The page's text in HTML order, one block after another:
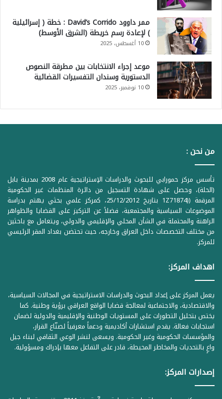
ممر داوود David’s Corrido : خطة ( إسرائيلية
) لإعادة رسم خريطة (الشرق الأوسط)
10 أغسطس، 2025
موعد إجراء الانتخابات بين مطرقة النصوص
الدستورية وسندان التفسيرات القضائية
10 نوفمبر، 2025
من نحن :
تأسس مركز حمورابي للبحوث والدراسات الإستراتيجية عام 2008 بمدينة بابل
(الحلة)، وحصل على شهادة التسجيل من دائرة المنظمات غير الحكومية
المرقمة ((1Z71874 بتاريخ 25/12/2012، كمركز علمي بحثي يهتم بدراسة
الموضوعات السياسية والمجتمعية، فضلاً عن التركيز على القضايا والظواهر
الراهنة والمحتملة في الشأن المحلي والإقليمي والدولي، ويتعامل مع باحثين
من مختلف التخصصات داخل العراق وخارجه، حيث تحتضن بغداد المقر الرئيسي
للمركز.
اهداف المركز:
يعمل المركز على إعداد البحوث والدراسات الاستراتيجية في المجالات السياسية،
والاقتصادية، والاجتماعية لمعالجة قضايا الواقع العراقي برؤية وطنية. كما
يختص بتحليل التطورات على المستويات الوطنية والإقليمية والدولية لضمان
استجابات فعالة. يقدم استشارات أكاديمية ودعماً معرفياً لصنّاع القرار،
والمؤسسات الحكومية وغير الحكومية. ويسعى لنشر الوعي الثقافي لبناء جيل
واعٍ بالتحديات والمخاطر المحيطة، قادر على التفاعل معها بإدراك ومسؤولية.
إصدارات المركز: